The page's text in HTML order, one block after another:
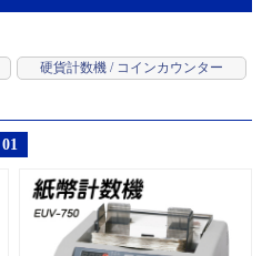
硬貨計数機 / コインカウンター
01